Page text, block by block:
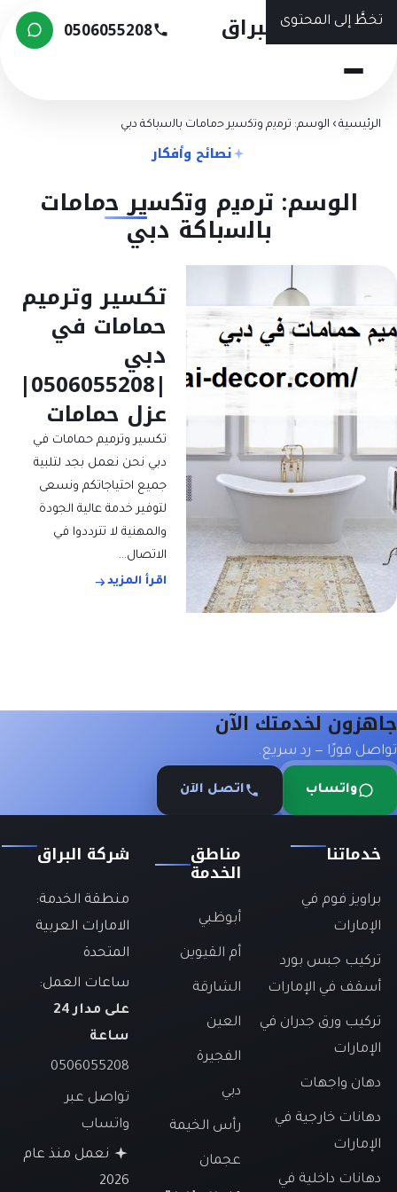
تخطَّ إلى المحتوى
شركة البراق 0506055208
الرئيسية › الوسم: ﺗﺮﻣﻳم وﺗﻛﺳﻳﺮ ﺣﻣﺎﻣﺎت ﺑﺎﻟﺳﺑﺎﻛﺔ دﺑﻲ
نصائح وأفكار
الوسم: ﺗﺮﻣﻳم وﺗﻛﺳﻳﺮ ﺣﻣﺎﻣﺎت
ﺑﺎﻟﺳﺑﺎﻛﺔ دﺑﻲ
تكسير وترميم
حمامات في
دبي
|0506055208|
عزل حمامات
تكسير وترميم حمامات في
دبي نحن نعمل بجد لتلبية
جميع احتياجاتكم ونسعى
لتوفير خدمة عالية الجودة
والمهنية لا تترددوا في
الاتصال…
اقرأ المزيد
جاهزون لخدمتك الآن
تواصل فورًا — رد سريع.
واتساب اتصل الآن
خدماتنا
براويز فوم في
الإمارات
تركيب جبس بورد
أسقف في الإمارات
تركيب ورق جدران في
الإمارات
دهان واجهات
دهانات خارجية في
الإمارات
دهانات داخلية في
مناطق
الخدمة
أبوظبي
أم القيوين
الشارقة
العين
الفجيرة
دبي
رأس الخيمة
عجمان
شركة البراق
منطقة الخدمة:
الامارات العربية
المتحدة
ساعات العمل:
على مدار 24
ساعة
0506055208
تواصل عبر
واتساب
نعمل منذ عام
2026